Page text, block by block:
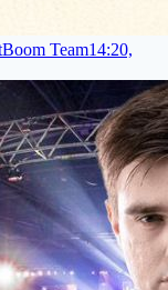
Team14:20,